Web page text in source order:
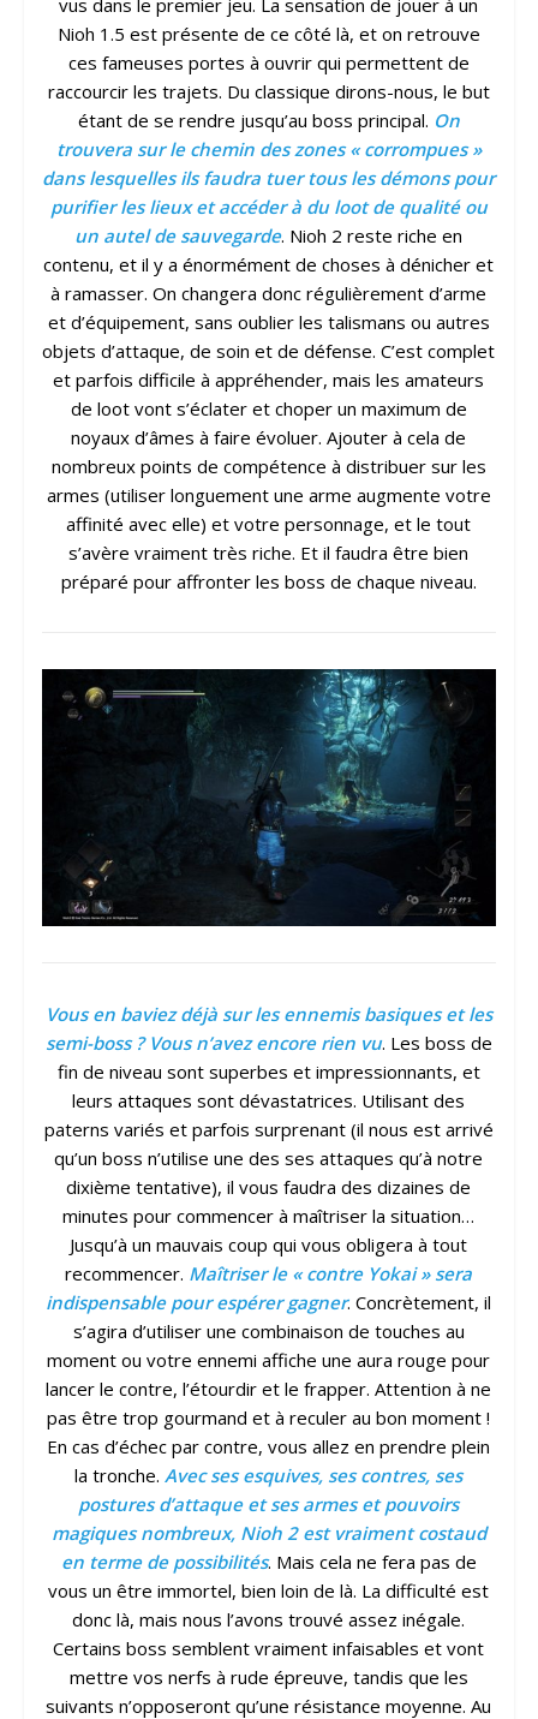
vus dans le premier jeu. La sensation de jouer à un
Nioh 1.5 est présente de ce côté là, et on retrouve
ces fameuses portes à ouvrir qui permettent de
raccourcir les trajets. Du classique dirons-nous, le but
étant de se rendre jusqu’au boss principal. On
trouvera sur le chemin des zones « corrompues »
dans lesquelles ils faudra tuer tous les démons pour
purifier les lieux et accéder à du loot de qualité ou
un autel de sauvegarde. Nioh 2 reste riche en
contenu, et il y a énormément de choses à dénicher et
à ramasser. On changera donc régulièrement d’arme
et d’équipement, sans oublier les talismans ou autres
objets d’attaque, de soin et de défense. C’est complet
et parfois difficile à appréhender, mais les amateurs
de loot vont s’éclater et choper un maximum de
noyaux d’âmes à faire évoluer. Ajouter à cela de
nombreux points de compétence à distribuer sur les
armes (utiliser longuement une arme augmente votre
affinité avec elle) et votre personnage, et le tout
s’avère vraiment très riche. Et il faudra être bien
préparé pour affronter les boss de chaque niveau.
Vous en baviez déjà sur les ennemis basiques et les
semi-boss ? Vous n’avez encore rien vu. Les boss de
fin de niveau sont superbes et impressionnants, et
leurs attaques sont dévastatrices. Utilisant des
paterns variés et parfois surprenant (il nous est arrivé
qu’un boss n’utilise une des ses attaques qu’à notre
dixième tentative), il vous faudra des dizaines de
minutes pour commencer à maîtriser la situation…
Jusqu’à un mauvais coup qui vous obligera à tout
recommencer. Maîtriser le « contre Yokai » sera
indispensable pour espérer gagner. Concrètement, il
s’agira d’utiliser une combinaison de touches au
moment ou votre ennemi affiche une aura rouge pour
lancer le contre, l’étourdir et le frapper. Attention à ne
pas être trop gourmand et à reculer au bon moment !
En cas d’échec par contre, vous allez en prendre plein
la tronche.Avec ses esquives, ses contres, ses
postures d’attaque et ses armes et pouvoirs
magiques nombreux, Nioh 2 est vraiment costaud
en terme de possibilités. Mais cela ne fera pas de
vous un être immortel, bien loin de là. La difficulté est
donc là, mais nous l’avons trouvé assez inégale.
Certains boss semblent vraiment infaisables et vont
mettre vos nerfs à rude épreuve, tandis que les
suivants n’opposeront qu’une résistance moyenne. Au